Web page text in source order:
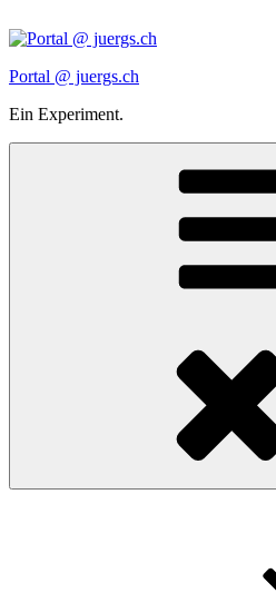
Inhalt
Portal @ juergs.ch
Ein Experiment.